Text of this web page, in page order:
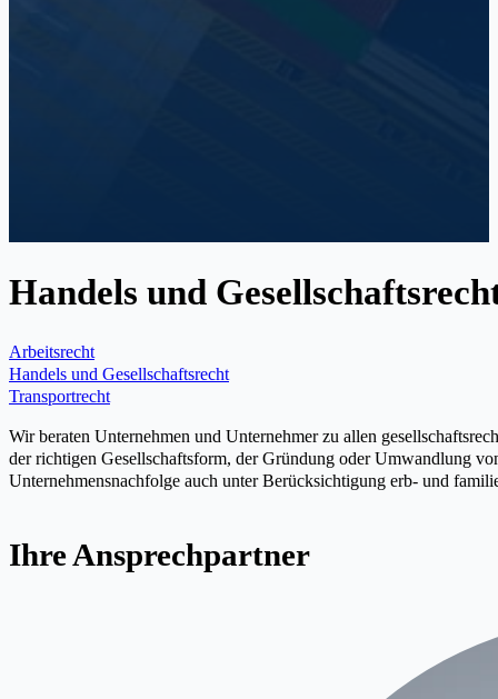
Handels und
Arbeitsrecht
Handels und Gesellschaftsrecht
Transportrecht
Wir beraten Unternehmen und Unternehmer zu allen
der richtigen Gesellschaftsform, der Gründung oder Umwandlung
Unternehmensnachfolge auch unter Berücksichtigung erb- und
Ihre Ansprechpartner